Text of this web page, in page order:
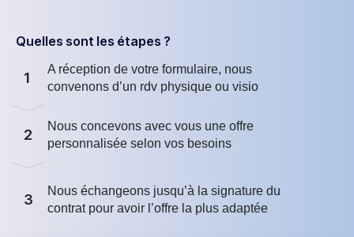
Quelles sont les étapes ?
1
A réception de votre formulaire, nous
convenons d’un rdv physique ou visio
2
Nous concevons avec vous une offre
personnalisée selon vos besoins
3
Nous échangeons jusqu’à la signature du
contrat pour avoir l’offre la plus adaptée